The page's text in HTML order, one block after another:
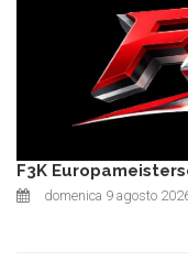
F3K
domenica 9 agosto